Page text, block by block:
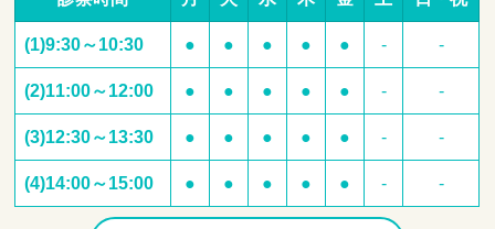
(1)9:30～10:30 ● ● ● ● ● - -
(2)11:00～12:00 ● ● ● ● ● - -
(3)12:30～13:30 ● ● ● ● ● - -
(4)14:00～15:00 ● ● ● ● ● - -